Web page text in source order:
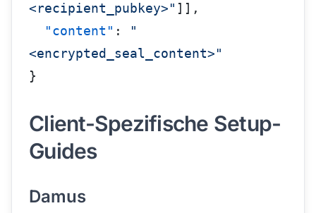
<recipient_pubkey>" ]],
  "content"
:
"
<encrypted_seal_content>"
}
Client-Spezifische Setup-
Guides
Damus